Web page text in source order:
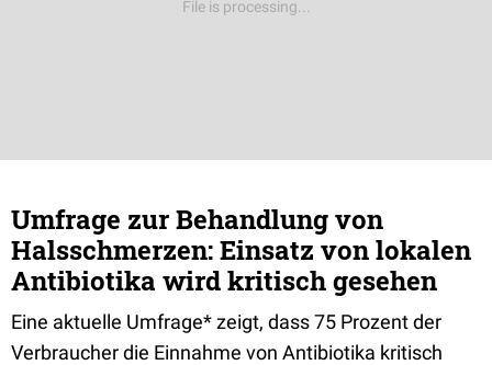
File is processing...
Umfrage zur Behandlung von
Halsschmerzen: Einsatz von lokalen
Antibiotika wird kritisch gesehen
Eine aktuelle Umfrage* zeigt, dass 75 Prozent der
Verbraucher die Einnahme von Antibiotika kritisch